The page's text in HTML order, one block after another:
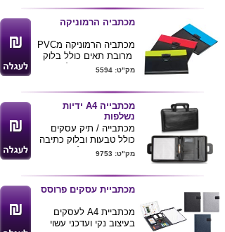
פנים המכתביה כולל
מחשבון כולל דפדפת
שורות
בנוסף כיס רוכסן פנימי
ותא גדול נוסף למסמכים
מגיע בצבע אפור
ניתן להדפיס לוגו של
מכתביה הרמוניקה
מכתביה הרמוניקה מPVC
מרובת תאים כולל בלוק
רישום A4 ותאים לדיסקים
מידת המוצר 22X33 ס"מ
מגיע במבחר צבעים
מק"ט: 5594
מכתבייה A4 ידיות
נשלפות
מכתבייה / תיק עסקים
כולל טבעות ובלוק כתיבה
A4 , ידיות נשלפות .
צבע שחור
ניתן להדפיס לוגו ע"ג
המוצר
מק"ט: 9753
מכתביית עסקים פרוסס
מכתביית A4 לעסקים
בעיצוב נקי ועדכני עשוי